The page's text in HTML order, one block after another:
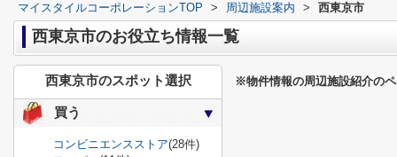
マイスタイルコーポレーションTOP > 周辺施設案内 > 西東京市
西東京市のお役立ち情報一覧
※物件情報の周辺施設紹介の
西東京市のスポット選択
買う
コンビニエンスストア(28件)